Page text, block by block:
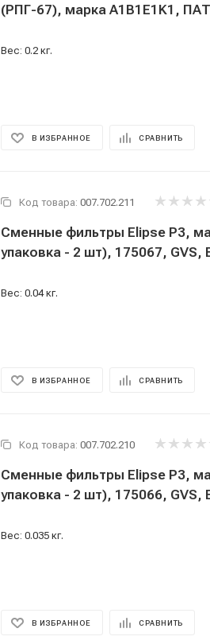
(РПГ-67), марка A1B1E1K1,
Вес: 0.2 кг.
В ИЗБРАННОЕ СРАВНИТЬ
Код товара: 007.702.211
Сменные фильтры Elipse P3,
упаковка - 2 шт), 175067, GVS,
Вес: 0.04 кг.
В ИЗБРАННОЕ СРАВНИТЬ
Код товара: 007.702.210
Сменные фильтры Elipse P3,
упаковка - 2 шт), 175066, GVS,
Вес: 0.035 кг.
В ИЗБРАННОЕ СРАВНИТЬ